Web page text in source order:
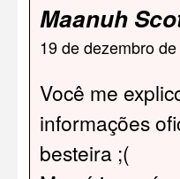
Maanuh
19 de dezembro
Você me
informações
besteira ;(